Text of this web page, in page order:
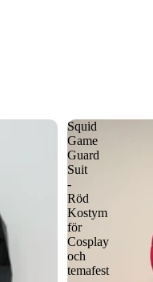
Squid
Game
Guard
Suit
-
Röd
Kostym
för
Cosplay
och
temafest